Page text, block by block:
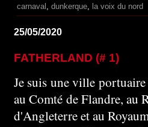
carnaval , dunkerque, la voix du nord
25/05/2020
FATHERLAND (# 1)
Je suis une ville
au Comté de Flandre, au
d'Angleterre et au